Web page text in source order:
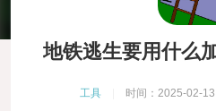
地铁逃生要用什么
工具 时间：2025-02-13